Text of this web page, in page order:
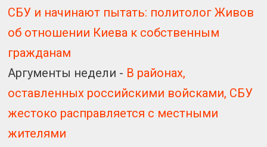
СБУ и начинают пытать: политолог Живов
об отношении Киева к собственным
гражданам
Аргументы недели - В районах,
оставленных российскими войсками, СБУ
жестоко расправляется с местными
жителями